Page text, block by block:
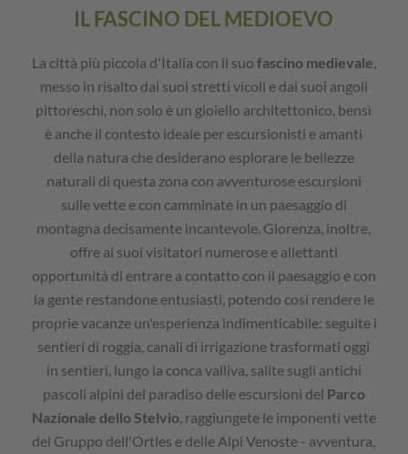
IL FASCINO DEL MEDIOEVO
La città più piccola d'Italia con il suo fascino medievale,
messo in risalto dai suoi stretti vicoli e dai suoi angoli
pittoreschi, non solo è un gioiello architettonico, bensì
è anche il contesto ideale per escursionisti e amanti
della natura che desiderano esplorare le bellezze
naturali di questa zona con avventurose escursioni
sulle vette e con camminate in un paesaggio di
montagna decisamente incantevole. Glorenza, inoltre,
offre ai suoi visitatori numerose e allettanti
opportunità di entrare a contatto con il paesaggio e con
la gente restandone entusiasti, potendo così rendere le
proprie vacanze un'esperienza indimenticabile: seguite i
sentieri di roggia, canali di irrigazione trasformati oggi
in sentieri, lungo la conca valliva, salite sugli antichi
pascoli alpini del paradiso delle escursioni del Parco
Nazionale dello Stelvio, raggiungete le imponenti vette
del Gruppo dell'Ortles e delle Alpi Venoste - avventura,